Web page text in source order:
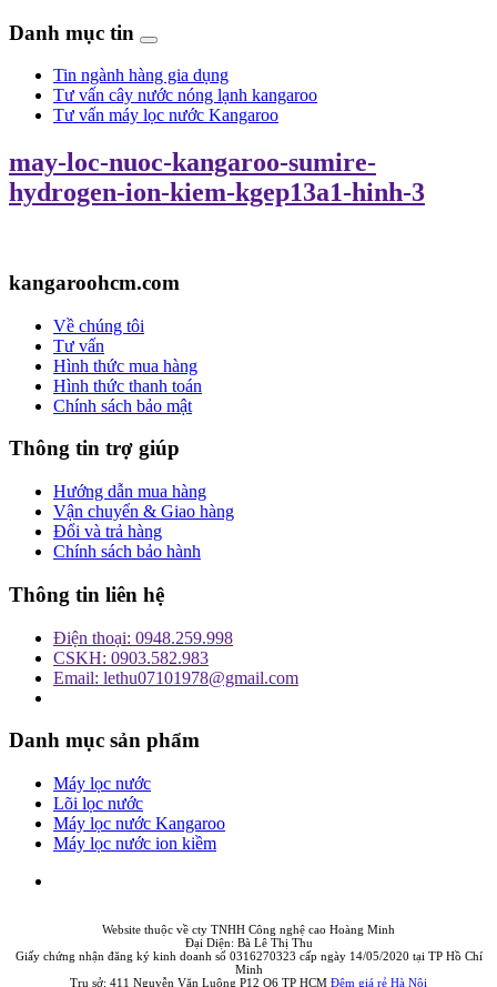
Danh mục tin
Tin ngành hàng gia dụng
Tư vấn cây nước nóng lạnh kangaroo
Tư vấn máy lọc nước Kangaroo
may-loc-nuoc-kangaroo-sumire-
hydrogen-ion-kiem-kgep13a1-hinh-3
kangaroohcm.com
Về chúng tôi
Tư vấn
Hình thức mua hàng
Hình thức thanh toán
Chính sách bảo mật
Thông tin trợ giúp
Hướng dẫn mua hàng
Vận chuyển & Giao hàng
Đổi và trả hàng
Chính sách bảo hành
Thông tin liên hệ
Điện thoại: 0948.259.998
CSKH: 0903.582.983
Email: lethu07101978@gmail.com
Danh mục sản phẩm
Máy lọc nước
Lõi lọc nước
Máy lọc nước Kangaroo
Máy lọc nước ion kiềm
Website thuộc về cty TNHH Công nghệ cao Hoàng Minh
Đại Diện: Bà Lê Thị Thu
Giấy chứng nhận đăng ký kinh doanh số 0316270323 cấp ngày 14/05/2020 tại TP Hồ Chí
Minh
Trụ sở: 411 Nguyễn Văn Luông P12 Q6 TP HCM Đệm giá rẻ Hà Nội